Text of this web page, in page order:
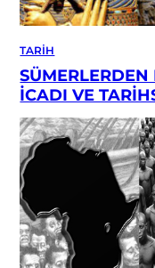
TARIH
İCADI VE